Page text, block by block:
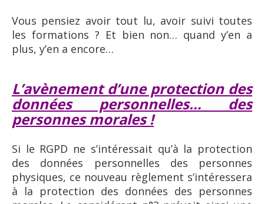
Vous pensiez avoir tout lu, avoir suivi toutes
les formations ? Et bien non… quand y’en a
plus, y’en a encore…
L’avènement d’une protection des
données personnelles… des
personnes morales !
Si le RGPD ne s’intéressait qu’à la protection
des données personnelles des personnes
physiques, ce nouveau règlement s’intéressera
à la protection des données des personnes